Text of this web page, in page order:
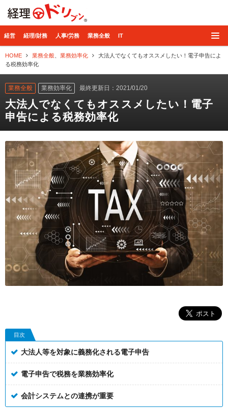
経営 経理/財務 人事/労務 業務全般 IT
HOME 業務全般 業務効率化
大法人でなくてもオススメしたい！電子申告によ
る税務効率化
業務全般 業務効率化 最終更新日：2021/01/20
大法人でなくてもオススメしたい！電子
申告による税務効率化
目次
大法人等を対象に義務化される電子申告
電子申告で税務を業務効率化
会計システムとの連携が重要